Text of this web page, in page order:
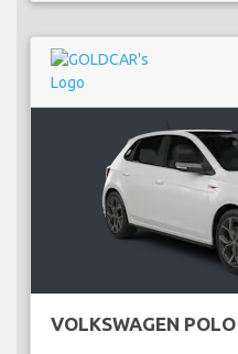
VOLKSWAGEN POLO